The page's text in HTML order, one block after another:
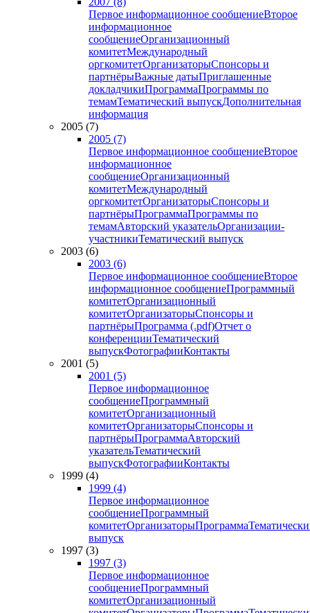
Первое информационное сообщениеВторое
информационное
сообщениеОрганизационный
комитетМеждународный
оргкомитетОрганизаторыСпонсоры и
партнёрыВажные датыПриглашенные
докладчикиПрограммаПрограммы по
темамТематический выпускДополнительная
информация
2005 (7)
2005 (7)
Первое информационное сообщениеВторое
информационное
сообщениеОрганизационный
комитетМеждународный
оргкомитетОрганизаторыСпонсоры и
партнёрыПрограммаПрограммы по
темамАвторский указательОрганизации-
участникиТематический выпуск
2003 (6)
2003 (6)
Первое информационное сообщениеВторое
информационное сообщениеПрограммный
комитетОрганизационный
комитетОрганизаторыСпонсоры и
партнёрыПрограмма (.pdf)Отчет о
конференцииТематический
выпускФотографииКонтакты
2001 (5)
2001 (5)
Первое информационное
сообщениеПрограммный
комитетОрганизационный
комитетОрганизаторыСпонсоры и
партнёрыПрограммаАвторский
указательТематический
выпускФотографииКонтакты
1999 (4)
1999 (4)
Первое информационное
сообщениеПрограммный
комитетОрганизаторыПрограмма
выпуск
1997 (3)
1997 (3)
Первое информационное
сообщениеПрограммный
комитетОрганизационный